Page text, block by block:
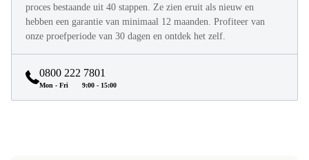
proces bestaande uit 40 stappen. Ze zien eruit als nieuw en
hebben een garantie van minimaal 12 maanden. Profiteer van
onze proefperiode van 30 dagen en ontdek het zelf.
0800 222 7801
Mon - Fri 9:00 - 15:00